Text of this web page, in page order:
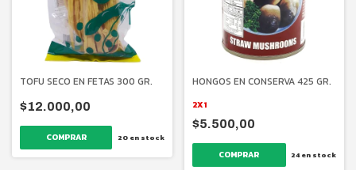
TOFU SECO EN FETAS 300 GR.
$12.000,00
20en stock
HONGOS EN CONSERVA 425 GR.
2X1
$5.500,00
24en stock